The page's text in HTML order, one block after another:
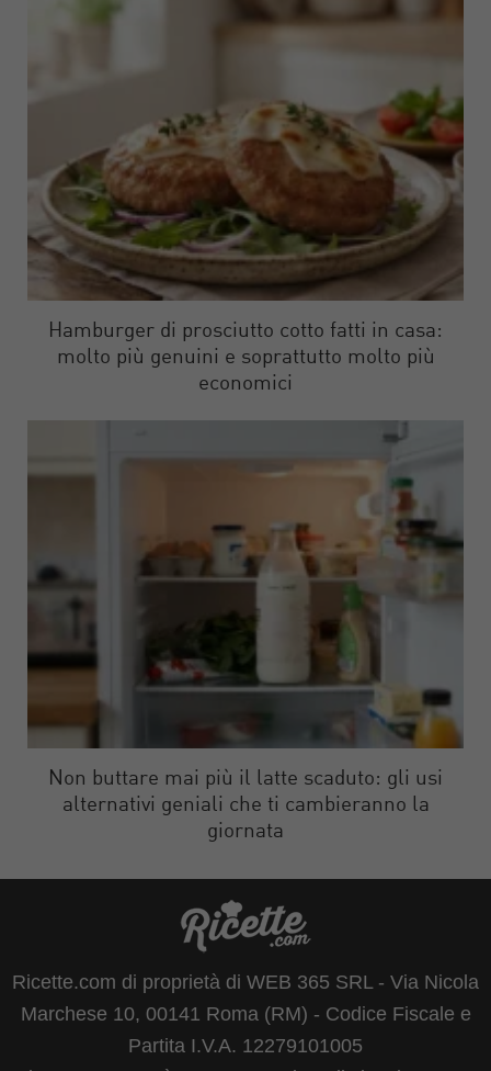
Hamburger di prosciutto cotto fatti in casa:
molto più genuini e soprattutto molto più
economici
Non buttare mai più il latte scaduto: gli usi
alternativi geniali che ti cambieranno la
giornata
Ricette.com di proprietà di WEB 365 SRL - Via Nicola
Marchese 10, 00141 Roma (RM) - Codice Fiscale e
Partita I.V.A. 12279101005